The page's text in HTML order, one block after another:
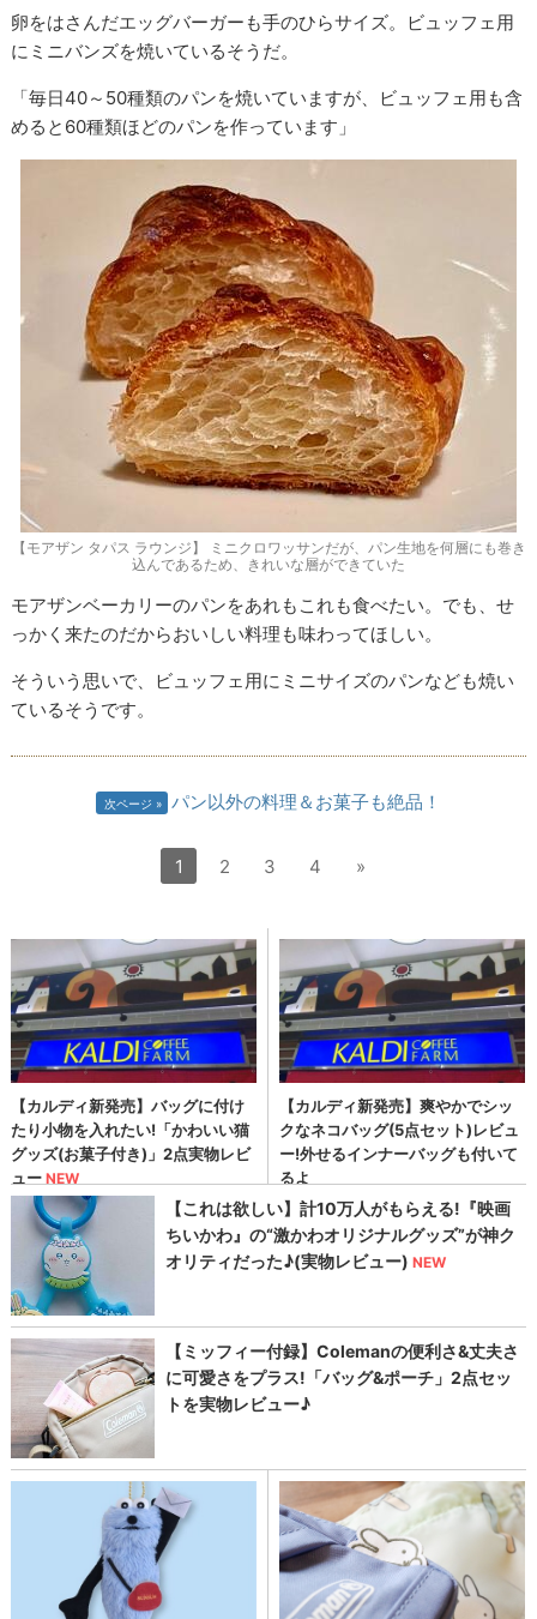
卵をはさんだエッグバーガーも手のひらサイズ。ビュッフェ用
にミニバンズを焼いているそうだ。
「毎日40～50種類のパンを焼いていますが、ビュッフェ用も含
めると60種類ほどのパンを作っています」
【モアザン タパス ラウンジ】 ミニクロワッサンだが、パン生地を何層にも巻き
込んであるため、きれいな層ができていた
モアザンベーカリーのパンをあれもこれも食べたい。でも、せ
っかく来たのだからおいしい料理も味わってほしい。
そういう思いで、ビュッフェ用にミニサイズのパンなども焼い
ているそうです。
次ページ パン以外の料理＆お菓子も絶品！
1 2 3 4 »